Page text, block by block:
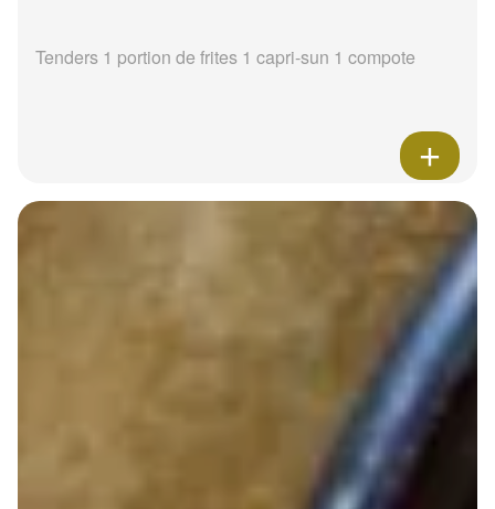
Tenders 1 portion de frites 1 capri-sun 1 compote